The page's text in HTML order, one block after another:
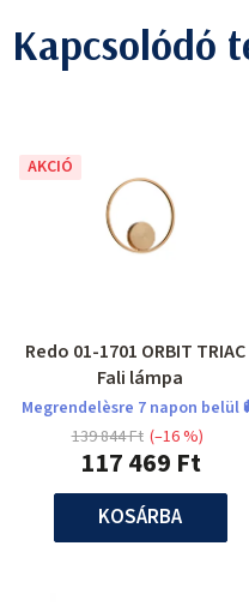
Kapcsolódó
AKCIÓ
Redo 01-1701 ORBIT
Fali lámpa
Megrendelèsre 7 napon belül
117 469 Ft
139 844 Ft (–16 %)
KOSÁRBA